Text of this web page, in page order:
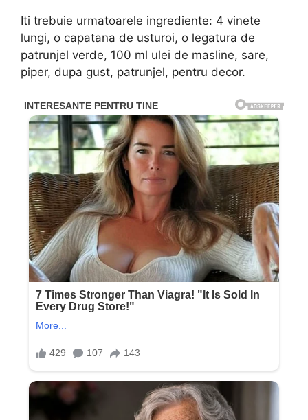
Iti trebuie urmatoarele ingrediente: 4 vinete
lungi, o capatana de usturoi, o legatura de
patrunjel verde, 100 ml ulei de masline, sare,
piper, dupa gust, patrunjel, pentru decor.